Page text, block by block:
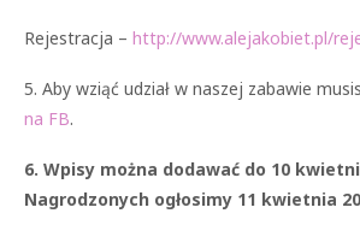
Rejestracja – http://www.alejakobiet.pl/
5. Aby wziąć udział w naszej zabawie
na FB.
6. Wpisy można dodawać do 10
Nagrodzonych ogłosimy 11 kwietnia